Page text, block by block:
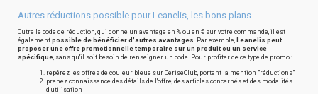
Autres réductions possible pour Leanelis, les bons plans
Outre le code de réduction, qui donne un avantage en % ou en € sur votre commande, il est
également possible de bénéficier d'autres avantages. Par exemple, Leanelis peut
proposer une offre promotionnelle temporaire sur un produit ou un service
spécifique, sans qu'il soit besoin de renseigner un code. Pour profiter de ce type de promo :
repérez les offres de couleur bleue sur CeriseClub, portant la mention "réductions"
prenez connaissance des détails de l'offre, des articles concernés et des modalités
d'utilisation